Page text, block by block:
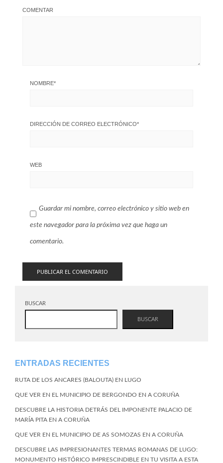
COMENTAR
NOMBRE*
DIRECCIÓN DE CORREO ELECTRÓNICO*
WEB
Guardar mi nombre, correo electrónico y sitio web en
este navegador para la próxima vez que haga un
comentario.
BUSCAR
BUSCAR
ENTRADAS RECIENTES
RUTA DE LOS ANCARES (BALOUTA) EN LUGO
QUE VER EN EL MUNICIPIO DE BERGONDO EN A CORUÑA
DESCUBRE LA HISTORIA DETRÁS DEL IMPONENTE PALACIO DE
MARÍA PITA EN A CORUÑA
QUE VER EN EL MUNICIPIO DE AS SOMOZAS EN A CORUÑA
DESCUBRE LAS IMPRESIONANTES TERMAS ROMANAS DE LUGO:
MONUMENTO HISTÓRICO IMPRESCINDIBLE EN TU VISITA A ESTA